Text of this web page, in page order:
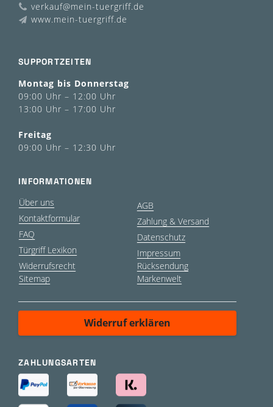
verkauf@mein-tuergriff.de
www.mein-tuergriff.de
SUPPORTZEITEN
Montag bis Donnerstag
09:00 Uhr – 12:00 Uhr
13:00 Uhr – 17:00 Uhr
Freitag
09:00 Uhr – 12:30 Uhr
INFORMATIONEN
Über uns
Kontaktformular
FAQ
Türgriff Lexikon
Widerrufsrecht
Sitemap
AGB
Zahlung & Versand
Datenschutz
Impressum
Rücksendung
Markenwelt
Widerruf erklären
ZAHLUNGSARTEN